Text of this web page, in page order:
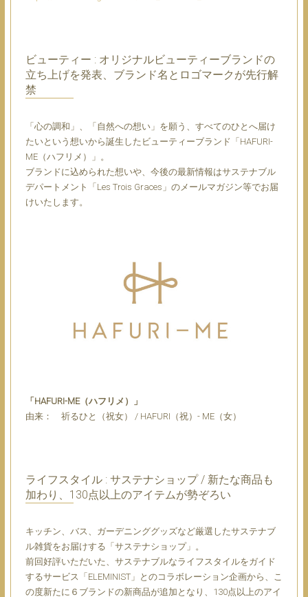
ビューティー : オリジナルビューティーブランドの
立ち上げを発表、ブランド名とロゴマークが先行解
禁
「心の調和」、「自然への想い」を願う、すべてのひとへ届け
たいという想いから誕生したビューティーブランド「HAFURI-
ME（ハフリメ）」。
ブランドに込められた想いや、今後の最新情報はサステナブル
デパートメント「Les Trois Graces」のメールマガジン等でお届
けいたします。
「HAFURI-ME（ハフリメ）」
由来： 祈るひと（祝女） / HAFURI（祝）- ME（女）
ライフスタイル : サステナショップ / 新たな商品も
加わり、130点以上のアイテムが勢ぞろい
キッチン、バス、ガーデニンググッズなど厳選したサステナブ
ル雑貨をお届けする「サステナショップ」。
前回好評いただいた、サステナブルなライフスタイルをガイド
するサービス「ELEMINIST」とのコラボレーション企画から、こ
の度新たに６ブランドの新商品が追加となり、130点以上のアイ